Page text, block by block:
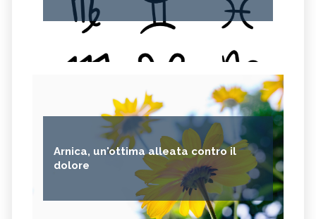
Arnica, un'ottima alleata contro il
dolore